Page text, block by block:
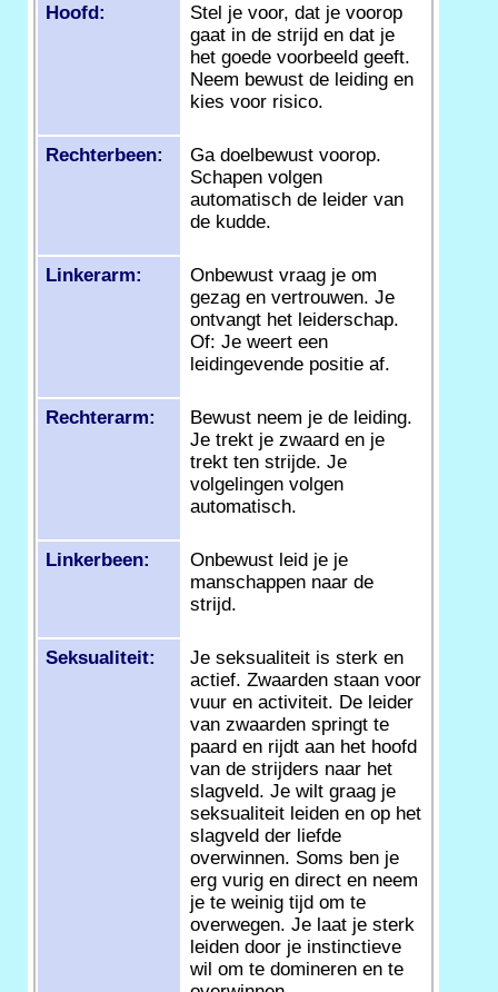
Hoofd:
Stel je voor, dat je voorop
gaat in de strijd en dat je
het goede voorbeeld geeft.
Neem bewust de leiding en
kies voor risico.
Rechterbeen:
Ga doelbewust voorop.
Schapen volgen
automatisch de leider van
de kudde.
Linkerarm:
Onbewust vraag je om
gezag en vertrouwen. Je
ontvangt het leiderschap.
Of: Je weert een
leidingevende positie af.
Rechterarm:
Bewust neem je de leiding.
Je trekt je zwaard en je
trekt ten strijde. Je
volgelingen volgen
automatisch.
Linkerbeen:
Onbewust leid je je
manschappen naar de
strijd.
Seksualiteit:
Je seksualiteit is sterk en
actief. Zwaarden staan voor
vuur en activiteit. De leider
van zwaarden springt te
paard en rijdt aan het hoofd
van de strijders naar het
slagveld. Je wilt graag je
seksualiteit leiden en op het
slagveld der liefde
overwinnen. Soms ben je
erg vurig en direct en neem
je te weinig tijd om te
overwegen. Je laat je sterk
leiden door je instinctieve
wil om te domineren en te